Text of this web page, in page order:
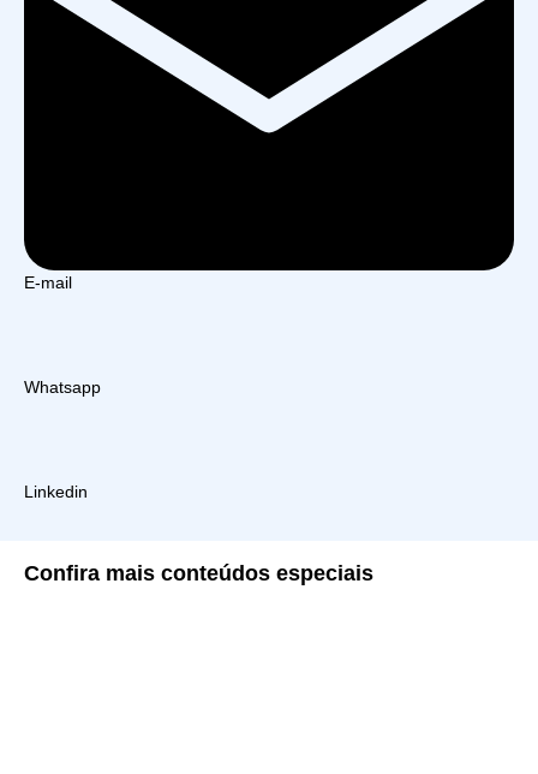
E-mail
Whatsapp
Linkedin
Confira mais conteúdos especiais